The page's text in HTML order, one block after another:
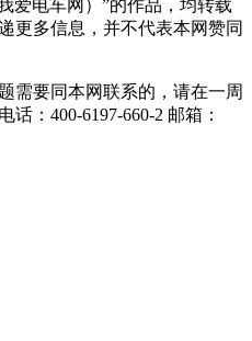
爱电车网）”的作品，均转载
更多信息，并不代表本网赞同
需要同本网联系的，请在一周
：400-6197-660-2 邮箱：